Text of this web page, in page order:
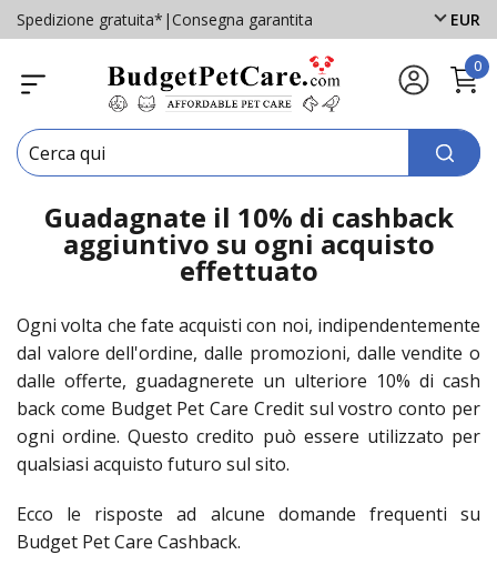
Spedizione gratuita* |Consegna garantita EUR
0
Guadagnate il 10% di cashback
aggiuntivo su ogni acquisto
effettuato
Ogni volta che fate acquisti con noi, indipendentemente
dal valore dell'ordine, dalle promozioni, dalle vendite o
dalle offerte, guadagnerete un ulteriore 10% di cash
back come Budget Pet Care Credit sul vostro conto per
ogni ordine. Questo credito può essere utilizzato per
qualsiasi acquisto futuro sul sito.
Ecco le risposte ad alcune domande frequenti su
Budget Pet Care Cashback.